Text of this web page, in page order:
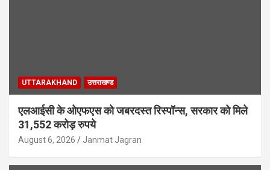
UTTARAKHAND उत्तराखण्ड
एलआईसी के ओएफएस को जबरदस्त रिस्पॉन्स, सरकार को मिले
31,552 करोड़ रुपये
August 6, 2026 Janmat Jagran